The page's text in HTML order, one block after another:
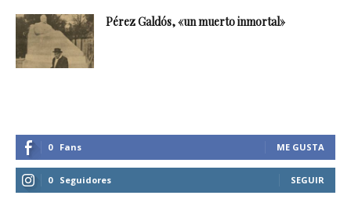
Pérez Galdós, «un muerto inmortal»
0 Fans ME GUSTA
0 Seguidores SEGUIR